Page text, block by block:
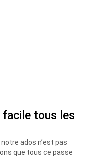
facile tous les
ados n’est pas
que tous ce passe